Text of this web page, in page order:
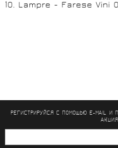
10. Lampre - Farese Vini
РЕГИСТРИРУЙСЯ С ПОМОЩЬЮ E-MAIL И